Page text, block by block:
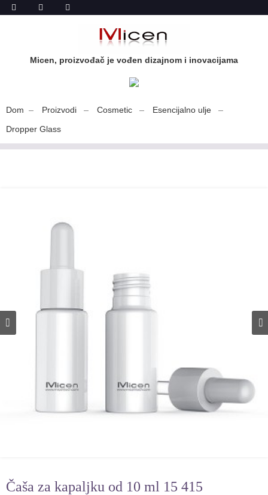
Micen, proizvođač je vođen dizajnom i inovacijama
Dom Proizvodi Cosmetic
Esencijalno ulje
Dropper Glass
Čaša za kapaljku od 10 ml 15 415